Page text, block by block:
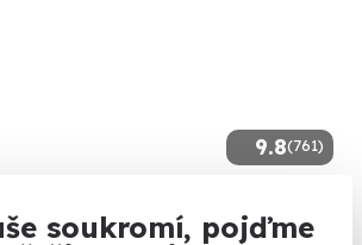
soukromí, pojďme
9.8(761)